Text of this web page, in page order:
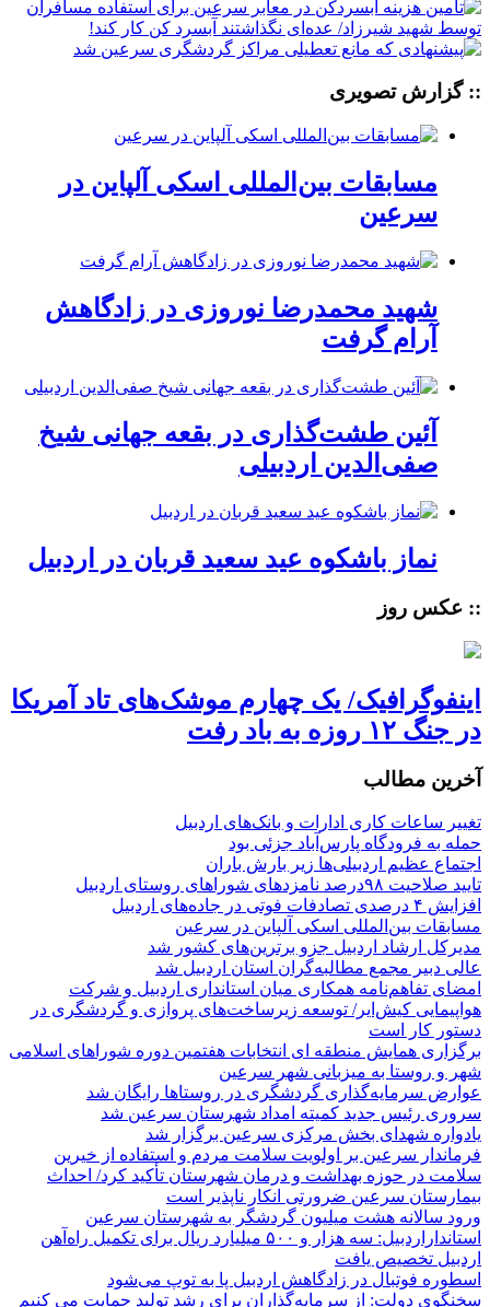
:: گزارش تصویری
مسابقات بین‌المللی اسکی آلپاین در
سرعین
شهید محمدرضا نوروزی در زادگاهش
آرام گرفت
آئین طشت‌گذاری در بقعه جهانی شیخ
صفی‌الدین اردبیلی
نماز باشکوه عید سعید قربان در اردبیل
:: عکس روز
اینفوگرافیک/ یک چهارم موشک‌های تاد آمریکا
در جنگ ۱۲ روزه به باد رفت
آخرین مطالب
تغییر ساعات کاری ادارات و بانک‌های اردبیل
حمله به فرودگاه پارس‌‌آباد جزئی بود
اجتماع عظیم اردبیلی‌ها زیر بارش باران
تایید صلاحیت ۹۸درصد نامزدهای شوراهای روستای اردبیل
افزایش ۴ درصدی تصادفات فوتی در جاده‌های اردبیل
مسابقات بین‌المللی اسکی آلپاین در سرعین
مدیرکل ارشاد اردبیل جزو برترین‌های کشور شد
عالی دبیر مجمع مطالبه‌گران استان اردبیل شد
امضای تفاهم‌نامه همکاری میان استانداری اردبیل و شرکت
هواپیمایی کیش‌ایر/ توسعه زیرساخت‌های پروازی و گردشگری در
دستور کار است
برگزاری همایش منطقه ای انتخابات هفتمین دوره شوراهای اسلامی
شهر و روستا به میزبانی شهر سرعین
عوارض سرمایه‌گذاری گردشگری در روستاها رایگان شد
سروری رئیس جدید کمیته امداد شهرستان سرعین شد
یادواره شهدای بخش مرکزی سرعین برگزار شد
فرماندار سرعین بر اولویت سلامت مردم و استفاده از خیرین
سلامت در حوزه بهداشت و درمان شهرستان تأکید کرد/ احداث
بیمارستان سرعین ضرورتی انکار ناپذیر است
ورود سالانه هشت میلیون گردشگر به شهرستان سرعین
استانداراردبیل: سه هزار و ۵۰۰ میلیارد ریال برای تکمیل راه‌آهن
اردبیل تخصیص یافت
اسطوره فوتبال در زادگاهش اردبیل پا به توپ می‌شود
سخنگوی دولت: از سرمایه‌گذاران برای رشد تولید حمایت می کنیم